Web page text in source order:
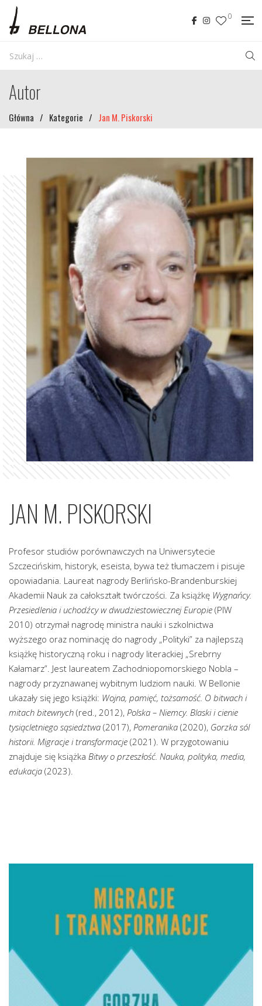
0
Autor
Główna / Kategorie / Jan M. Piskorski
JAN M. PISKORSKI
Profesor studiów porównawczych na Uniwersytecie
Szczecińskim, historyk, eseista, bywa też tłumaczem i pisuje
opowiadania. Laureat nagrody Berlińsko-Brandenburskiej
Akademii Nauk za całokształt twórczości. Za książkę Wygnańcy.
Przesiedlenia i uchodźcy w dwudziestowiecznej Europie (PIW
2010) otrzymał nagrodę ministra nauki i szkolnictwa
wyższego oraz nominację do nagrody „Polityki” za najlepszą
książkę historyczną roku i nagrody literackiej „Srebrny
Kałamarz”. Jest laureatem Zachodniopomorskiego Nobla –
nagrody przyznawanej wybitnym ludziom nauki. W Bellonie
ukazały się jego książki: Wojna, pamięć, tożsamość. O bitwach i
mitach bitewnych (red., 2012), Polska – Niemcy. Blaski i cienie
tysiącletniego sąsiedztwa (2017), Pomeranika (2020), Gorzka sól
historii. Migracje i transformacje (2021). W przygotowaniu
znajduje się książka Bitwy o przeszłość. Nauka, polityka, media,
edukacja (2023).